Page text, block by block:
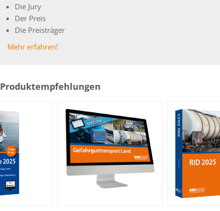
Die Jury
Der Preis
Die Preisträger
Mehr erfahren!
Produktempfehlungen